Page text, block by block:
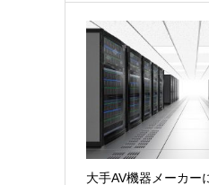
大手AV機器メーカー